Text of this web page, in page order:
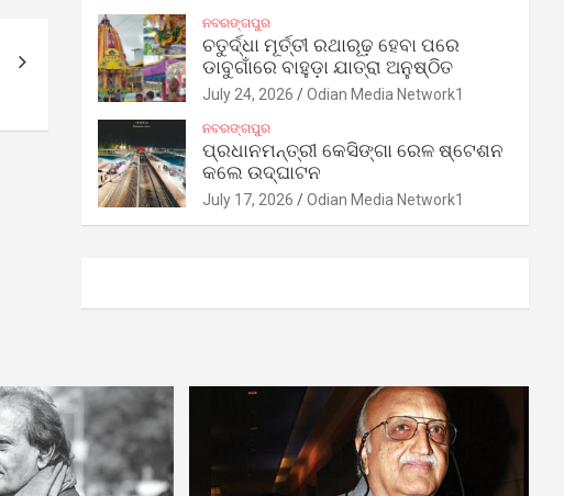
ନବରଙ୍ଗପୁର
ଚତୁର୍ଦ୍ଧା ମୂର୍ତ୍ତୀ ରଥାରୂଢ଼ ହେବା ପରେ
ଡାବୁଗାଁରେ ବାହୁଡ଼ା ଯାତ୍ରା ଅନୁଷ୍ଠିତ
July 24, 2026 Odian Media Network1
ନବରଙ୍ଗପୁର
ପ୍ରଧାନମନ୍ତ୍ରୀ କେସିଙ୍ଗା ରେଳ ଷ୍ଟେଶନ
କଲେ ଉଦ୍‌ଘାଟନ
July 17, 2026 Odian Media Network1